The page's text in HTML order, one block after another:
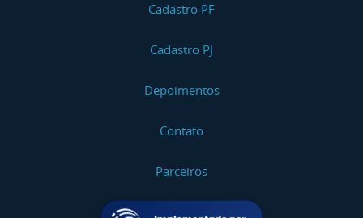
Cadastro PF
Cadastro PJ
Depoimentos
Contato
Parceiros